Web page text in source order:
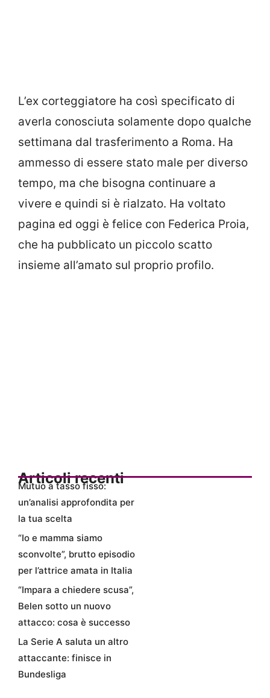
L’ex corteggiatore ha così specificato di
averla conosciuta solamente dopo qualche
settimana dal trasferimento a Roma. Ha
ammesso di essere stato male per diverso
tempo, ma che bisogna continuare a
vivere e quindi si è rialzato. Ha voltato
pagina ed oggi è felice con Federica Proia,
che ha pubblicato un piccolo scatto
insieme all’amato sul proprio profilo.
Articoli recenti
Mutuo a tasso fisso:
un’analisi approfondita per
la tua scelta
“Io e mamma siamo
sconvolte”, brutto episodio
per l’attrice amata in Italia
“Impara a chiedere scusa”,
Belen sotto un nuovo
attacco: cosa è successo
La Serie A saluta un altro
attaccante: finisce in
Bundesliga